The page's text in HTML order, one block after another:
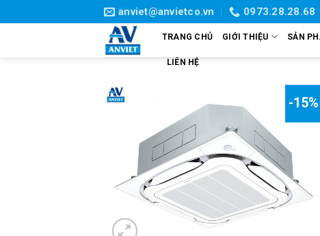
to
anviet@anvietco.vn 0973.28.28.68
TRANG CHỦ GIỚI THIỆU SẢN
LIÊN HỆ
-15%